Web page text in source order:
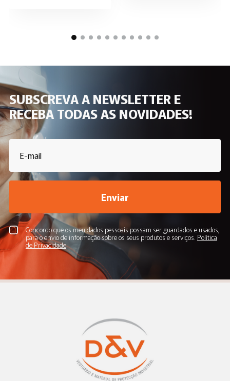
SUBSCREVA A NEWSLETTER E
RECEBA TODAS AS NOVIDADES!
Concordo que os meu dados pessoais possam ser guardados e usados,
para o envio de informação sobre os seus produtos e serviços. Política
de Privacidade
Enviar